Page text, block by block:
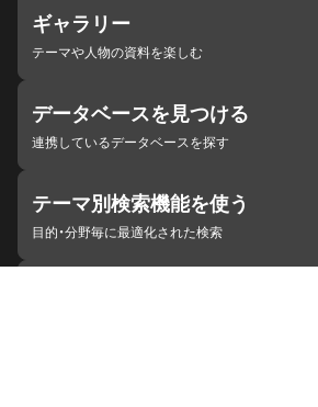
ギャラリー
テーマや人物の資料を楽しむ
データベースを見つける
連携しているデータベースを探す
テーマ別検索機能を使う
目的・分野毎に最適化された検索